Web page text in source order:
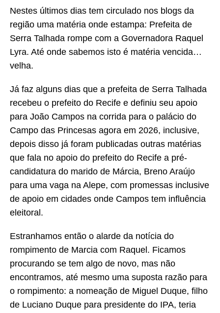
Nestes últimos dias tem circulado nos blogs da
região uma matéria onde estampa: Prefeita de
Serra Talhada rompe com a Governadora Raquel
Lyra. Até onde sabemos isto é matéria vencida…
velha.
Já faz alguns dias que a prefeita de Serra Talhada
recebeu o prefeito do Recife e definiu seu apoio
para João Campos na corrida para o palácio do
Campo das Princesas agora em 2026, inclusive,
depois disso já foram publicadas outras matérias
que fala no apoio do prefeito do Recife a pré-
candidatura do marido de Márcia, Breno Araújo
para uma vaga na Alepe, com promessas inclusive
de apoio em cidades onde Campos tem influência
eleitoral.
Estranhamos então o alarde da notícia do
rompimento de Marcia com Raquel. Ficamos
procurando se tem algo de novo, mas não
encontramos, até mesmo uma suposta razão para
o rompimento: a nomeação de Miguel Duque, filho
de Luciano Duque para presidente do IPA, teria